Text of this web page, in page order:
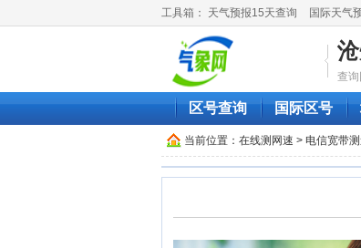
工具箱： 天气预报15天查询 国际天气
查
区号查询 国际区号
当前位置： 在线测网速 > 电信宽带